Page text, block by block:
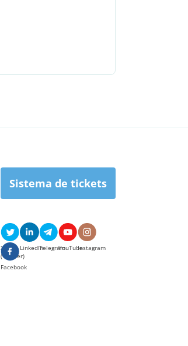
Sistema de tickets
X
(Twitter)
LinkedInTelegramYouTubeInstagram
Facebook